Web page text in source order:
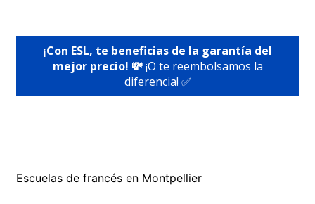
¡Con ESL, te beneficias de la garantía del
mejor precio! 💸¡O te reembolsamos la
diferencia! ✅
Escuelas de francés en Montpellier